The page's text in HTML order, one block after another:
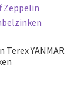
YANMAR